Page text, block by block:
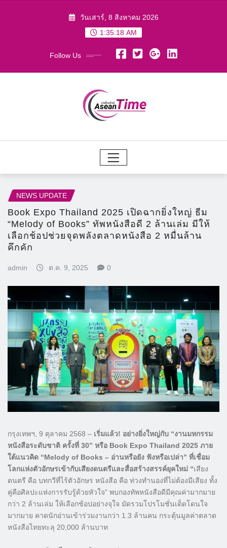
วันเสาร์, 8 สิงหาคม 2026
1:35:20 AM
Follow Us
NEWS UPDATE
Book Expo Thailand 2025 เปิดฉากยิ่งใหญ่ ธีม
“Melody of Books” ทัพหนังสือดี 2 ล้านเล่ม มีให้
เลือกช้อปช่วยจุดพลังตลาดหนังสือ 2 หมื่นล้าน
คึกคัก
admin ต.ค. 9, 2025 0
กรุงเทพฯ, 9 ตุลาคม 2568 – เริ่มแล้ว! อย่างยิ่งใหญ่กับ “งานมหกรรม
หนังสือระดับชาติ ครั้งที่ 30” หรือ Book Expo Thailand 2025 ภาย
ใต้แนวคิด “Melody of Books – อ่านหรือยัง ฟังหรือเปล่า” ที่เชื่อม
โลกแห่งตัวอักษรเข้ากับเสียงดนตรีและสื่อสร้างสรรค์ยุคใหม่ “เสียง
ดนตรี คือ บทกวีที่ไร้ตัวอักษร หนังสือ คือ ท่วงทำนองที่ไม่ต้องมีเสียง ทั้ง
คู่คือศิลปะแห่งการรับรู้ด้วยหัวใจ” พบกองทัพหนังสือดีมีคุณค่ามากมาย
กว่า 2 ล้านเล่ม ให้เลือกช้อปอย่างจุใจ มัดรวมโปรโมชั่นเด็ดโดนใจ
มากมาย คาดนักอ่านเข้าร่วมงานกว่า 1.3 ล้านคน กระตุ้นมูลค่าตลาด
หนังสือไทยทะลุ 20,000 ล้านบาท